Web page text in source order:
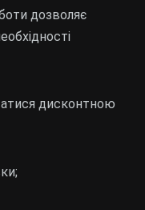
дозволяє
дисконтною